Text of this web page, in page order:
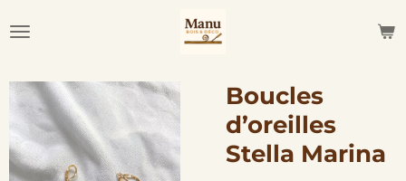
au
principal
Boucles
d’oreilles
Stella Marina